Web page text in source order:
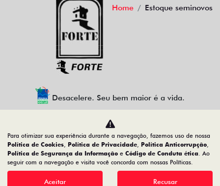
Home Estoque seminovos
Desacelere. Seu bem maior é a vida.
CMJ - COMERCIO DE VEICULOS LTDA.
05.026.792/0004-30
Para otimizar sua experiência durante a navegação, fazemos uso de nossa
Política de Cookies, Política de Privacidade, Política Anticorrupção,
Política de Segurança da Informação e Código de Conduta ética. Ao
seguir com a navegação e visita você concorda com nossas Políticas.
Aceitar Recusar